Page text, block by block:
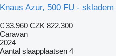
Knaus Azur, 500 FU - skladem
€ 33.960 CZK 822.300
Caravan
2024
Aantal slaapplaatsen 4